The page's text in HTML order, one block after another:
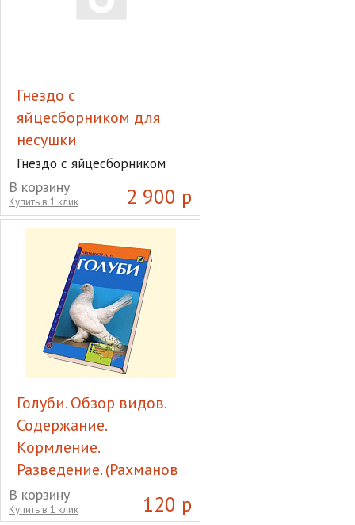
Гнездо с
яйцесборником для
несушки
Гнездо с яйцесборником
для несушки
2 900 р
В корзину
Купить в 1 клик
Голуби. Обзор видов.
Содержание.
Кормление.
Разведение. (Рахманов
А.И.)
Голуби. Обзор видов.
120 р
В корзину
Купить в 1 клик